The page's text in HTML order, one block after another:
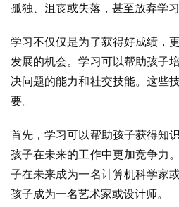
孤独、沮丧或失落，甚至放弃学习
学习不仅仅是为了获得好成绩，
发展的机会。学习可以帮助孩子
决问题的能力和社交技能。这些
要。
首先，学习可以帮助孩子获得知
孩子在未来的工作中更加竞争力
子在未来成为一名计算机科学家
孩子成为一名艺术家或设计师。